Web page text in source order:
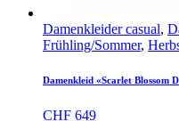
Damenkleider casual,
Frühling/Sommer,
Damenkleid «Scarlet Blossom
CHF 649